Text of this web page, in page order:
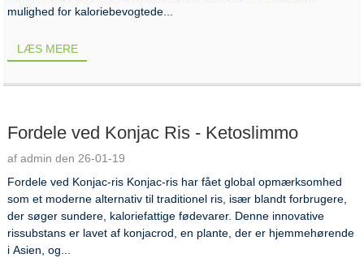
mulighed for kaloriebevogtede...
LÆS MERE
Fordele ved Konjac Ris - Ketoslimmo
af admin den 26-01-19
Fordele ved Konjac-ris Konjac-ris har fået global opmærksomhed
som et moderne alternativ til traditionel ris, især blandt forbrugere,
der søger sundere, kaloriefattige fødevarer. Denne innovative
rissubstans er lavet af konjacrod, en plante, der er hjemmehørende
i Asien, og...